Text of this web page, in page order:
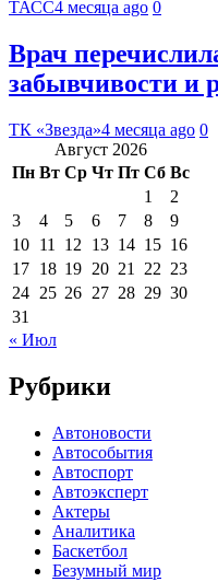
ТАСС4 месяца ago 0
Врач
забывчивости и
ТК «Звезда»4 месяца ago 0
Август 2026
Пн Вт Ср Чт Пт Сб Вс
1
2
3
4 5 6 7 8
9
10 11 12 13 14 15 16
17 18 19 20 21 22 23
24 25 26 27 28 29 30
31
« Июл
Рубрики
Автоновости
Автособытия
Автоспорт
Автоэксперт
Актеры
Аналитика
Баскетбол
Безумный мир